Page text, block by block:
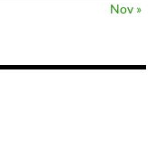
Nov »